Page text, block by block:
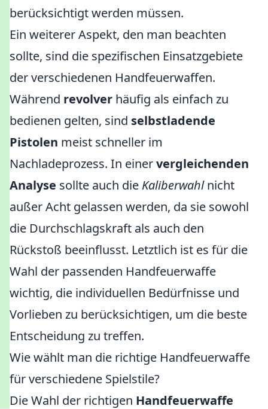
berücksichtigt werden müssen.
Ein weiterer Aspekt, den man beachten
sollte, sind die spezifischen Einsatzgebiete
der verschiedenen Handfeuerwaffen.
Während revolver häufig als einfach zu
bedienen gelten, sind selbstladende
Pistolen meist schneller im
Nachladeprozess. In einervergleichenden
Analyse sollte auch die Kaliberwahlnicht
außer Acht gelassen werden, da sie sowohl
die Durchschlagskraft als auch den
Rückstoß beeinflusst. Letztlich ist es für die
Wahl der passenden Handfeuerwaffe
wichtig, die individuellen Bedürfnisse und
Vorlieben zu berücksichtigen, um die beste
Entscheidung zu treffen.
Wie wählt man die richtige Handfeuerwaffe
für verschiedene Spielstile?
Die Wahl der richtigen Handfeuerwaffe